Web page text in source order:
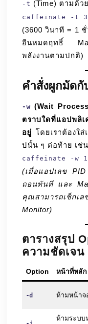
-t (Time) ตามด้วย
caffeinate -t
(3600 วินาที = 1
อีนหมดฤทธิ์
พลังงานตามปกติ)
คำสั่งผูกมัด
-w (Wait
ตราบใดที่แอปพลิเ
อยู่ โดยเราต้องใส่
ปนั้น ๆ ต่อท้าย เช่น
caffeinate -w
(เมื่อแอปเลข
ถอนทันที และ
คุณสามารถเช็ก
Monitor)
ตารางสรุป
ความชัดเจน
Option หน้าที่หลัก
-d ห้ามหน้าจ
ห้ามระบบ